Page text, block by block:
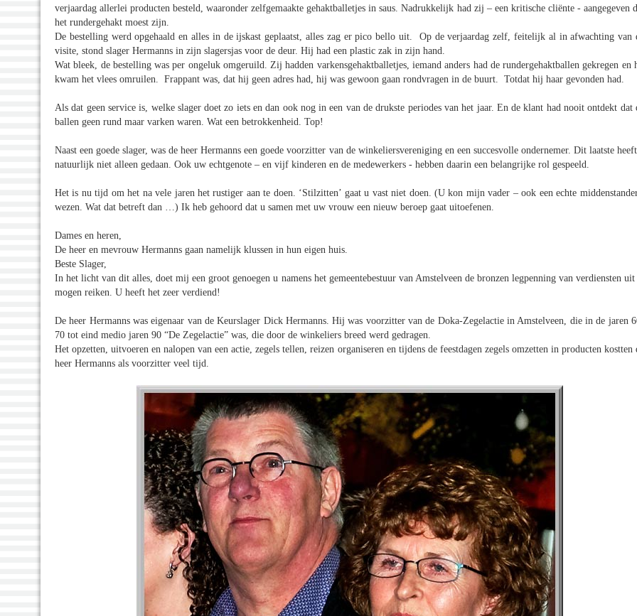
verjaardag allerlei producten besteld, waaronder zelfgemaakte gehaktballetjes in saus. Nadrukkelijk had zij – een kritische cliënte - aangegeven
het rundergehakt moest zijn.
De bestelling werd opgehaald en alles in de ijskast geplaatst, alles zag er pico bello uit. Op de verjaardag zelf, feitelijk al in afwachting van
visite, stond slager Hermanns in zijn slagersjas voor de deur. Hij had een plastic zak in zijn hand.
Wat bleek, de bestelling was per ongeluk omgeruild. Zij hadden varkensgehaktballetjes, iemand anders had de rundergehaktballen gekregen en
kwam het vlees omruilen. Frappant was, dat hij geen adres had, hij was gewoon gaan rondvragen in de buurt. Totdat hij haar gevonden had.
Als dat geen service is, welke slager doet zo iets en dan ook nog in een van de drukste periodes van het jaar. En de klant had nooit ontdekt dat
ballen geen rund maar varken waren. Wat een betrokkenheid. Top!
Naast een goede slager, was de heer Hermanns een goede voorzitter van de winkeliersvereniging en een succesvolle ondernemer. Dit laatste
natuurlijk niet alleen gedaan. Ook uw echtgenote – en vijf kinderen en de medewerkers - hebben daarin een belangrijke rol gespeeld.
Het is nu tijd om het na vele jaren het rustiger aan te doen. ‘Stilzitten’ gaat u vast niet doen. (U kon mijn vader – ook een echte
wezen. Wat dat betreft dan …) Ik heb gehoord dat u samen met uw vrouw een nieuw beroep gaat uitoefenen.
Dames en heren,
De heer en mevrouw Hermanns gaan namelijk klussen in hun eigen huis.
Beste Slager,
In het licht van dit alles, doet mij een groot genoegen u namens het gemeentebestuur van Amstelveen de bronzen legpenning van verdiensten uit
mogen reiken. U heeft het zeer verdiend!
De heer Hermanns was eigenaar van de Keurslager Dick Hermanns. Hij was voorzitter van de Doka-Zegelactie in Amstelveen, die in de jaren
70 tot eind medio jaren 90 “De Zegelactie” was, die door de winkeliers breed werd gedragen.
Het opzetten, uitvoeren en nalopen van een actie, zegels tellen, reizen organiseren en tijdens de feestdagen zegels omzetten in producten kostten
heer Hermanns als voorzitter veel tijd.